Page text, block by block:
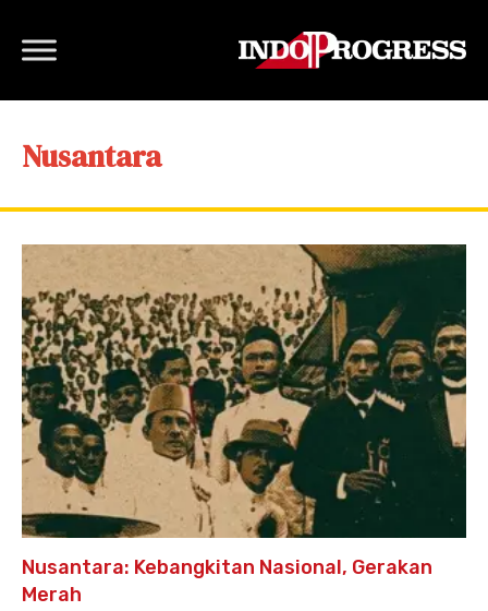
Nusantara
Nusantara: Kebangkitan Nasional, Gerakan
Merah